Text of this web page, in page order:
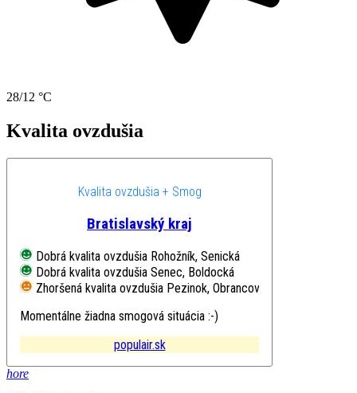
28/12 °C
Kvalita ovzdušia
Kvalita ovzdušia + Smog
Bratislavský kraj
Dobrá kvalita ovzdušia Rohožník, Senická
Dobrá kvalita ovzdušia Senec, Boldocká
Zhoršená kvalita ovzdušia Pezinok, Obrancov mieru
Momentálne žiadna smogová situácia :-)
populair.sk
hore